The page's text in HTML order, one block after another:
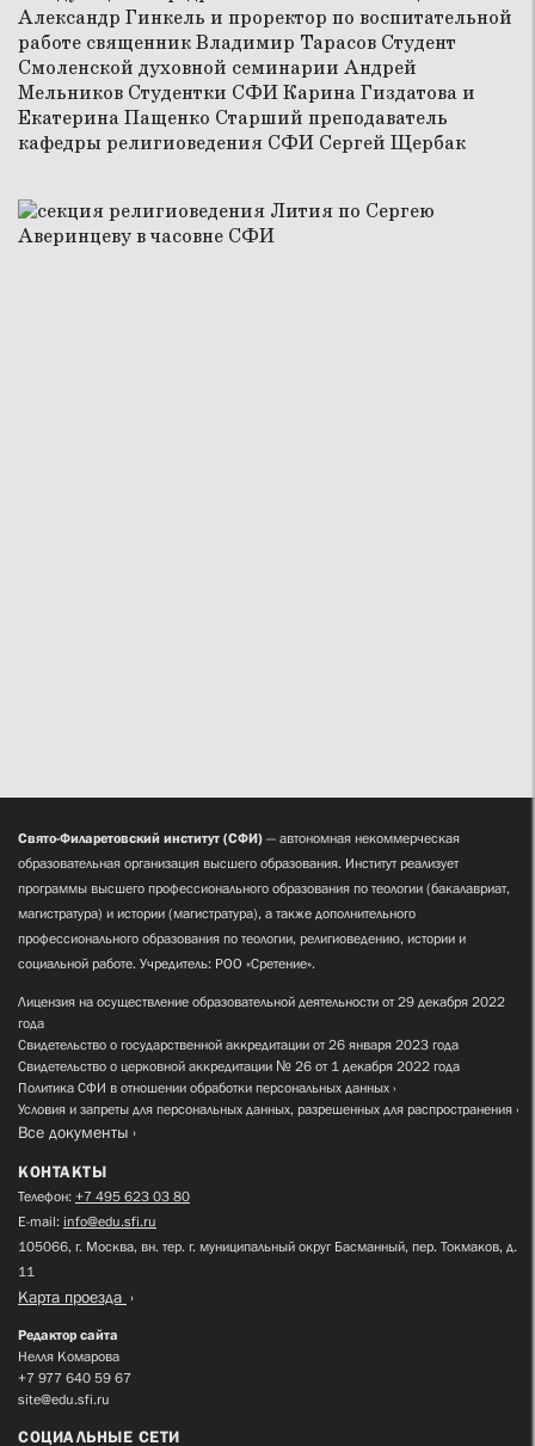
Свято-Филаретовский институт (СФИ) — автономная некоммерческая
образовательная организация высшего образования. Институт реализует
программы высшего профессионального образования по теологии (бакалавриат,
магистратура) и истории (магистратура), а также дополнительного
профессионального образования по теологии, религиоведению, истории и
социальной работе. Учредитель: РОО «Сретение».
Лицензия на осуществление образовательной деятельности от 29 декабря 2022
года
Свидетельство о государственной аккредитации от 26 января 2023 года
Свидетельство о церковной аккредитации № 26 от 1 декабря 2022 года
Политика СФИ в отношении обработки персональных данных
Условия и запреты для персональных данных, разрешенных для распространения
Все документы
КОНТАКТЫ
Телефон: +7 495 623 03 80
E-mail: info@edu.sfi.ru
105066, г. Москва, вн. тер. г. муниципальный округ Басманный, пер. Токмаков, д.
11
Карта проезда
Редактор сайта
Нелля Комарова
+7 977 640 59 67
site@edu.sfi.ru
СОЦИАЛЬНЫЕ СЕТИ